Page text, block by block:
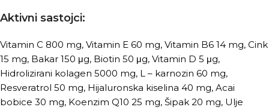
Aktivni sastojci:
Vitamin C 800 mg, Vitamin E 60 mg, Vitamin B6 14 mg, Cink
15 mg, Bakar 150 μg, Biotin 50 μg, Vitamin D 5 μg,
Hidrolizirani kolagen 5000 mg, L – karnozin 60 mg,
Resveratrol 50 mg, Hijaluronska kiselina 40 mg, Acai
bobice 30 mg, Koenzim Q10 25 mg, Šipak 20 mg, Ulje